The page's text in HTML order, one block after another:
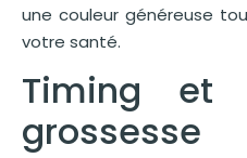
une couleur généreuse
votre santé.
Timing et
grossesse